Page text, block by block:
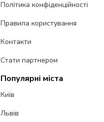
Політика конфіденційності
Правила користування
Контакти
Стати партнером
Популярні міста
Київ
Львів